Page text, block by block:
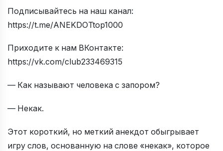
Подписывайтесь на наш канал:
https://t.me/ANEKDOTtop1000
Приходите к нам ВКонтакте:
https://vk.com/club233469315
— Как называют человека с запором?
— Некак.
Этот короткий, но меткий анекдот обыгрывает
игру слов, основанную на слове «некак», которое